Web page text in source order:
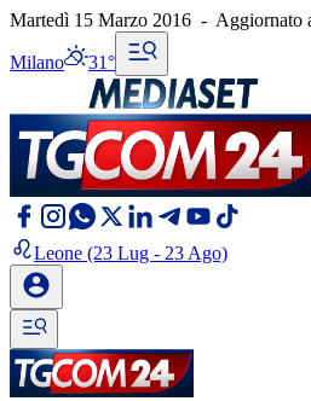
Martedì 15 Marzo 2016 - Aggiornato
Milano 31°
Leone (23 Lug - 23 Ago)